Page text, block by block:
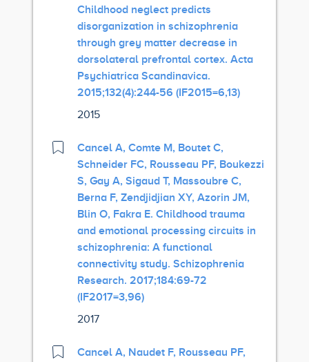
Childhood neglect predicts
disorganization in schizophrenia
through grey matter decrease in
dorsolateral prefrontal cortex. Acta
Psychiatrica Scandinavica.
2015;132(4):244-56 (IF2015=6,13)
2015
Cancel A, Comte M, Boutet C,
Schneider FC, Rousseau PF, Boukezzi
S, Gay A, Sigaud T, Massoubre C,
Berna F, Zendjidjian XY, Azorin JM,
Blin O, Fakra E. Childhood trauma
and emotional processing circuits in
schizophrenia: A functional
connectivity study. Schizophrenia
Research. 2017;184:69-72
(IF2017=3,96)
2017
Cancel A, Naudet F, Rousseau PF,